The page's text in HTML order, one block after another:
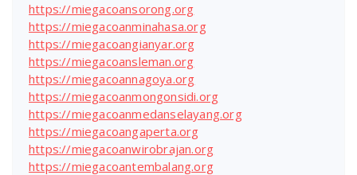
https://miegacoansorong.org
https://miegacoanminahasa.org
https://miegacoangianyar.org
https://miegacoansleman.org
https://miegacoannagoya.org
https://miegacoanmongonsidi.org
https://miegacoanmedanselayang.org
https://miegacoangaperta.org
https://miegacoanwirobrajan.org
https://miegacoantembalang.org